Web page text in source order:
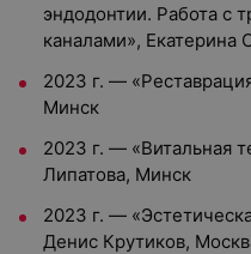
эндодонтии. Работа с
каналами», Екатерина
2023 г. —
Минск
2023 г. — «Витальная
Липатова, Минск
2023 г. —
Денис Крутиков,